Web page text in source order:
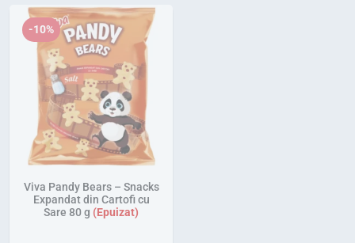
-10%
Viva Pandy Bears – Snacks
Expandat din Cartofi cu
Sare 80 g